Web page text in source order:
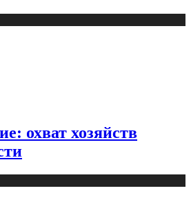
охват хозяйств